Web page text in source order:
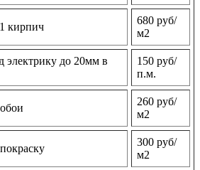
кирпич
680 руб/
м2
электрику до 20мм в
150 руб/
п.м.
260 руб/
м2
300 руб/
м2